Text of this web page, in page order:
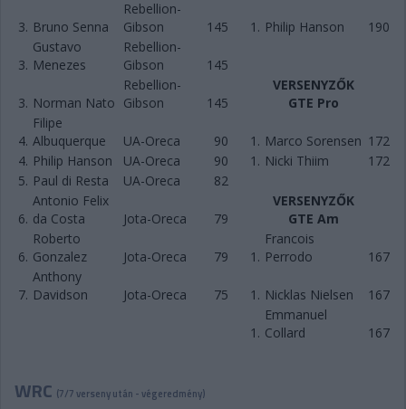
3. Bruno Senna
Rebellion-
Gibson
145 1. Philip Hanson 190
3.
Gustavo
Menezes
Rebellion-
Gibson
145
3. Norman Nato
Rebellion-
Gibson
145
VERSENYZŐK
GTE Pro
4.
Filipe
Albuquerque
UA-Oreca 90 1. Marco Sorensen 172
4. Philip Hanson UA-Oreca 90 1. Nicki Thiim
172
5. Paul di Resta UA-Oreca 82
6.
Antonio Felix
da Costa
Jota-Oreca 79
VERSENYZŐK
GTE Am
6.
Roberto
Gonzalez
Jota-Oreca 79 1.
Francois
Perrodo
167
7.
Anthony
Davidson
Jota-Oreca 75 1. Nicklas Nielsen 167
1.
Emmanuel
Collard
167
WRC (7/7 verseny után - végeredmény)